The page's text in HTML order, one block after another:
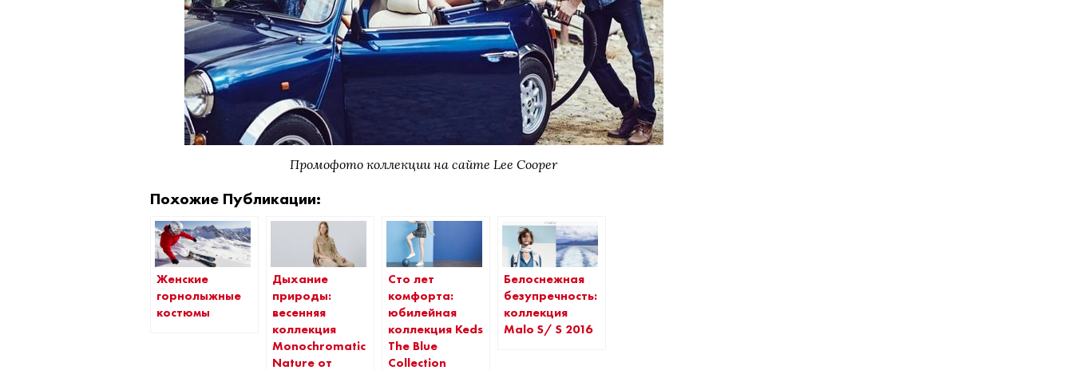
Промофото коллекции на сайте Lee Cooper
Похожие Публикации:
Женские
горнолыжные
костюмы
Дыхание
природы:
весенняя
коллекция
Monochromatic
Nature от
Сто лет
комфорта:
юбилейная
коллекция Keds
The Blue
Collection
Белоснежная
безупречность:
коллекция
Malo S/ S 2016